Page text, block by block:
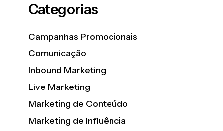
Categorias
Campanhas Promocionais
Comunicação
Inbound Marketing
Live Marketing
Marketing de Conteúdo
Marketing de Influência